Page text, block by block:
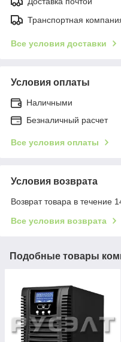
Транспортная
Все условия доставки
Условия оплаты
Наличными
Безналичный расчет
Все условия оплаты
Условия возврата
Возврат товара в течение
Все условия возврата
Подобные товары